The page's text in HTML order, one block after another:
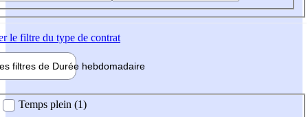
le filtre du type de contrat
filtres de Durée hebdomadaire
Temps plein (1)